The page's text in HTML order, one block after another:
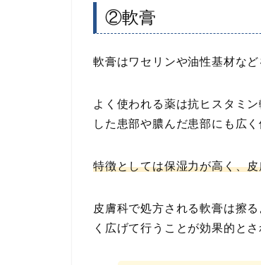
②軟膏
軟膏はワセリンや油性基材な
よく使われる薬は抗ヒスタミ
した患部や膿んだ患部にも広く
特徴としては保湿力が高く、
皮膚科で処方される軟膏は擦
く広げて行うことが効果的とさ